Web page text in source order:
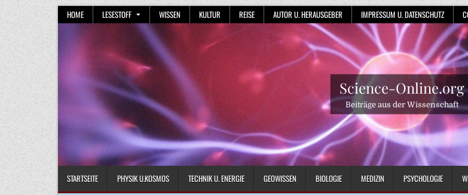
Skip
to
content
HOME LESESTOFF WISSEN KULTUR REISE AUTOR U. HERAUSGEBER IMPRESSUM U. DATENSCHUTZ
Science-Online.org
Beiträge aus der Wissenschaft
STARTSEITE PHYSIK U.KOSMOS TECHNIK U. ENERGIE GEOWISSEN BIOLOGIE MEDIZIN PSYCHOLOGIE